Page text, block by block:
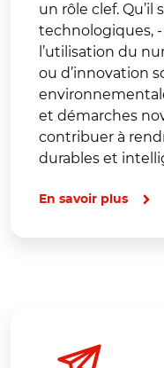
un rôle clef. Qu’il
technologiques,
l’utilisation du
ou d’innovation
et démarches
contribuer à
durables et
En savoir plus